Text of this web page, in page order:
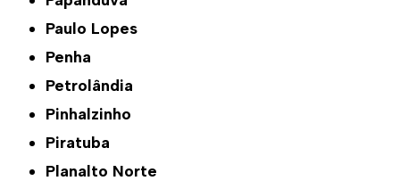
Paulo Lopes
Penha
Petrolândia
Pinhalzinho
Piratuba
Planalto Norte